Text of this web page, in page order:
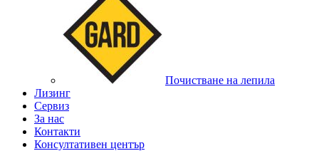
Почистване на лепила
Лизинг
Сервиз
За нас
Контакти
Консултативен център